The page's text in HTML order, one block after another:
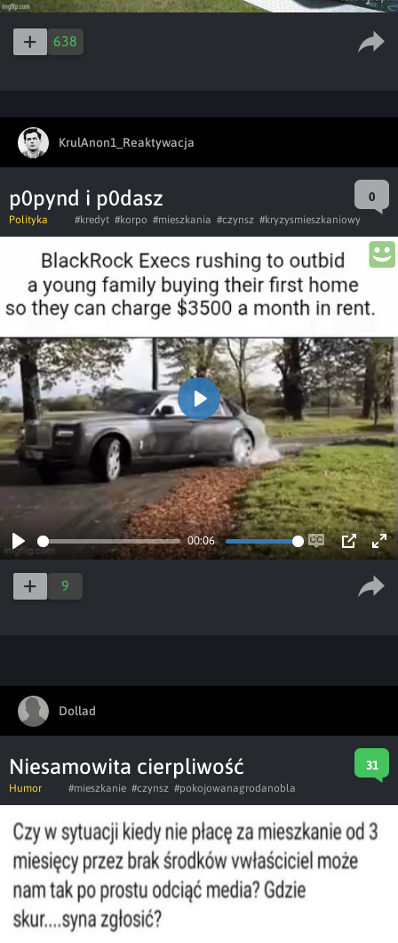
638
KrulAnon1_Reaktywacja
p0pynd i p0dasz 0
Polityka #kredyt #korpo #mieszkania #czynsz #kryzysmieszkaniowy
Play
00:06
EnablePIP
Play
9
Dollad
Niesamowita cierpliwość 31
Humor #mieszkanie #czynsz #pokojowanagrodanobla